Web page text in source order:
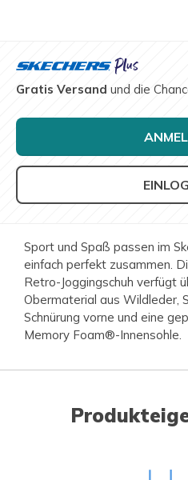
Gratis Versand und die
Sport und Spaß passen im
einfach perfekt zusammen.
Retro-Joggingschuh verfügt
Obermaterial aus Wildleder,
Schnürung vorne und eine
Memory Foam®-Innensohle.